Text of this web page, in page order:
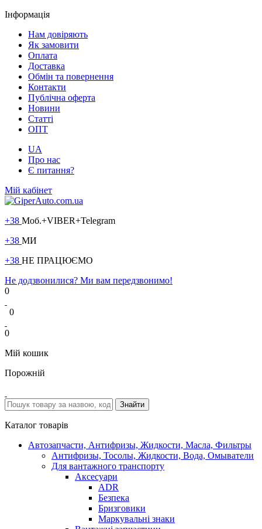
Інформація
Нам довіряють
Як замовити
Оплата
Доставка
Обмін та повернення
Контакти
Публічна оферта
Новини
Статті
ОПТ
UA
Про нас
Є питання?
Мій кабінет
+38 Моб.+VIBER+Telegram
+38 МИ
+38 НЕ ПРАЦЮЄМО
Не додзвонилися? Ми вам передзвонимо!
0
0
0
Мій кошик
Порожній
Каталог товарів
Автозапчасти, Антифризы, Жидкости, Масла, Фильтры
Антифризы, Тосолы, Жидкости, Вода, Омыватели
Для вантажного транспорту
Аксесуари
ADR
Безпека
Бризговики
Маркувальні знаки